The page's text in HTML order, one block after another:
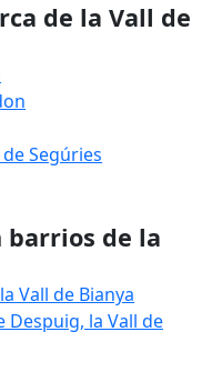
de la Vall de
Segúries
barrios de la
Vall de Bianya
Despuig, la Vall de